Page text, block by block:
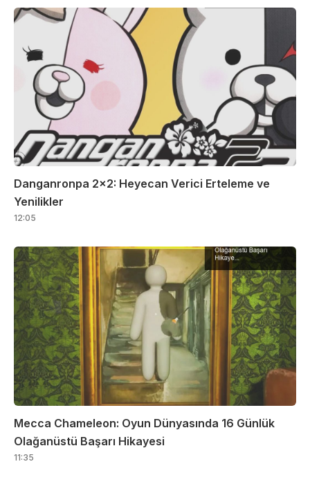
Danganronpa 2×2: Heyecan Verici Erteleme ve
Yenilikler
12:05
Mecca Chameleon: Oyun Dünyasında 16 Günlük
Olağanüstü Başarı Hikayesi
11:35